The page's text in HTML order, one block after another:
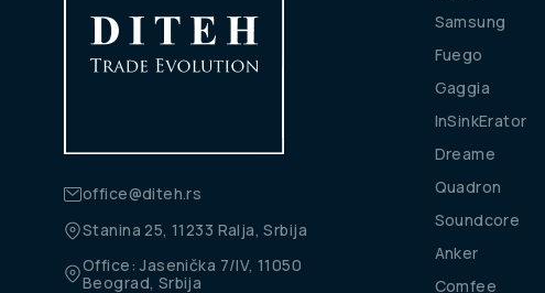
office@diteh.rs
Stanina 25, 11233 Ralja, Srbija
Office: Jasenička 7/IV, 11050
Beograd, Srbija
Samsung
Fuego
Gaggia
InSinkErator
Dreame
Quadron
Soundcore
Anker
Comfee